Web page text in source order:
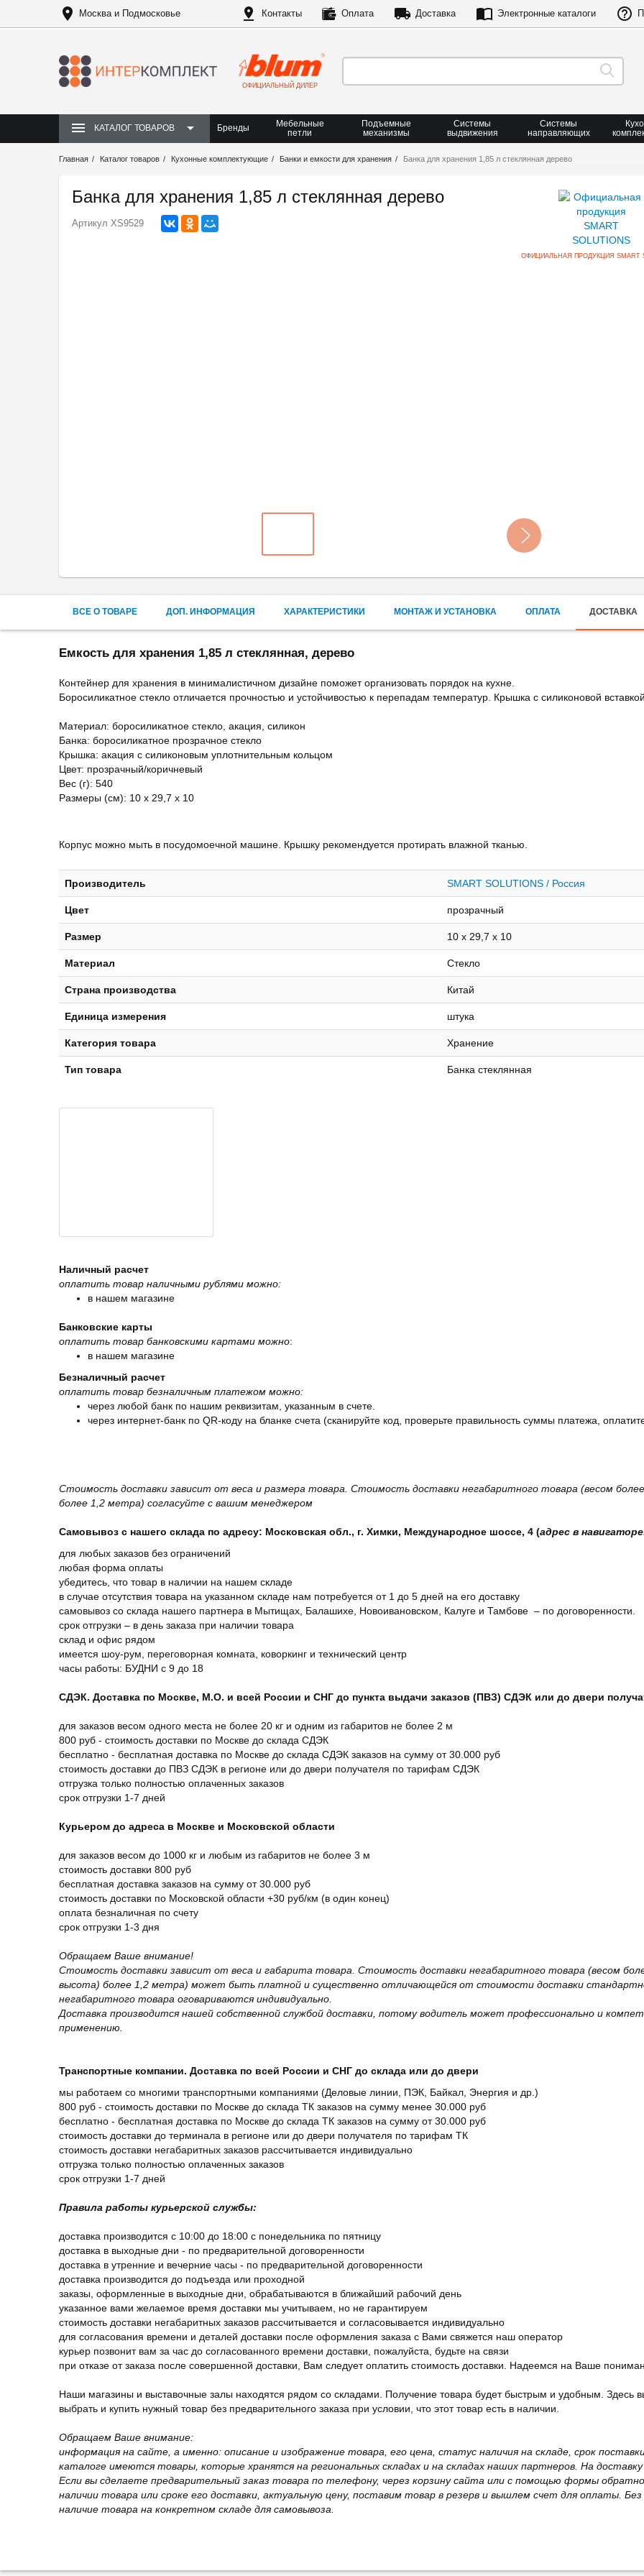
Москва и Подмосковье Контакты Оплата Доставка Электронные каталоги
ОФИЦИАЛЬНЫЙ ДИЛЕР
КАТАЛОГ ТОВАРОВ Бренды
Мебельные
петли
Подъемные
механизмы
Системы
выдвижения
Системы
направляющих
Главная Каталог товаров Кухонные комплектующие Банки и емкости для хранения Банка для хранения 1,85 л стеклянная дерево
Банка для хранения 1,85 л стеклянная дерево
ОФИЦИАЛЬНАЯ ПРОДУКЦИЯ SMART
Артикул XS9529
ВСЕ О ТОВАРЕ ДОП. ИНФОРМАЦИЯ ХАРАКТЕРИСТИКИ МОНТАЖ И УСТАНОВКА ОПЛАТА ДОСТАВКА
Емкость для хранения 1,85 л стеклянная, дерево
Контейнер для хранения в минималистичном дизайне поможет организовать порядок на кухне.
Боросиликатное стекло отличается прочностью и устойчивостью к перепадам температур. Крышка с силиконовой
Материал: боросиликатное стекло, акация, силикон
Банка: боросиликатное прозрачное стекло
Крышка: акация с силиконовым уплотнительным кольцом
Цвет: прозрачный/коричневый
Вес (г): 540
Размеры (см): 10 х 29,7 х 10
Корпус можно мыть в посудомоечной машине. Крышку рекомендуется протирать влажной тканью.
Производитель SMART SOLUTIONS / Россия
Цвет прозрачный
Размер 10 х 29,7 х 10
Материал Стекло
Страна производства Китай
Единица измерения штука
Категория товара Хранение
Тип товара Банка стеклянная
Наличный расчет
оплатить товар наличными рублями можно:
в нашем магазине
Банковские карты
оплатить товар банковскими картами можно:
в нашем магазине
Безналичный расчет
оплатить товар безналичным платежом можно:
через любой банк по нашим реквизитам, указанным в счете.
через интернет-банк по QR-коду на бланке счета (сканируйте код, проверьте правильность суммы платежа,
Стоимость доставки зависит от веса и размера товара. Стоимость доставки негабаритного товара (весом
более 1,2 метра) согласуйте с вашим менеджером
Самовывоз с нашего склада по адресу: Московская обл., г. Химки, Международное шоссе, 4 (адрес в
для любых заказов без ограничений
любая форма оплаты
убедитесь, что товар в наличии на нашем складе
в случае отсутствия товара на указанном складе нам потребуется от 1 до 5 дней на его доставку
самовывоз со склада нашего партнера в Мытищах, Балашихе, Новоивановском, Калуге и Тамбове – по договоренности.
срок отгрузки – в день заказа при наличии товара
склад и офис рядом
имеется шоу-рум, переговорная комната, коворкинг и технический центр
часы работы: БУДНИ с 9 до 18
СДЭК. Доставка по Москве, М.О. и всей России и СНГ до пункта выдачи заказов (ПВЗ) СДЭК или до двери
для заказов весом одного места не более 20 кг и одним из габаритов не более 2 м
800 руб - стоимость доставки по Москве до склада СДЭК
бесплатно - бесплатная доставка по Москве до склада СДЭК заказов на сумму от 30.000 руб
стоимость доставки до ПВЗ СДЭК в регионе или до двери получателя по тарифам СДЭК
отгрузка только полностью оплаченных заказов
срок отгрузки 1-7 дней
Курьером до адреса в Москве и Московской области
для заказов весом до 1000 кг и любым из габаритов не более 3 м
стоимость доставки 800 руб
бесплатная доставка заказов на сумму от 30.000 руб
стоимость доставки по Московской области +30 руб/км (в один конец)
оплата безналичная по счету
срок отгрузки 1-3 дня
Обращаем Ваше внимание!
Стоимость доставки зависит от веса и габарита товара. Стоимость доставки негабаритного товара (весом
высота) более 1,2 метра) может быть платной и существенно отличающейся от стоимости доставки
негабаритного товара оговариваются индивидуально.
Доставка производится нашей собственной службой доставки, потому водитель может профессионально и
применению.
Транспортные компании. Доставка по всей России и СНГ до склада или до двери
мы работаем со многими транспортными компаниями (Деловые линии, ПЭК, Байкал, Энергия и др.)
800 руб - стоимость доставки по Москве до склада ТК заказов на сумму менее 30.000 руб
бесплатно - бесплатная доставка по Москве до склада ТК заказов на сумму от 30.000 руб
стоимость доставки до терминала в регионе или до двери получателя по тарифам ТК
стоимость доставки негабаритных заказов рассчитывается индивидуально
отгрузка только полностью оплаченных заказов
срок отгрузки 1-7 дней
Правила работы курьерской службы:
доставка производится с 10:00 до 18:00 с понедельника по пятницу
доставка в выходные дни - по предварительной договоренности
доставка в утренние и вечерние часы - по предварительной договоренности
доставка производится до подъезда или проходной
заказы, оформленные в выходные дни, обрабатываются в ближайший рабочий день
указанное вами желаемое время доставки мы учитываем, но не гарантируем
стоимость доставки негабаритных заказов рассчитывается и согласовывается индивидуально
для согласования времени и деталей доставки после оформления заказа с Вами свяжется наш оператор
курьер позвонит вам за час до согласованного времени доставки, пожалуйста, будьте на связи
при отказе от заказа после совершенной доставки, Вам следует оплатить стоимость доставки. Надеемся на Ваше
Наши магазины и выставочные залы находятся рядом со складами. Получение товара будет быстрым и удобным. Здесь
выбрать и купить нужный товар без предварительного заказа при условии, что этот товар есть в наличии.
Обращаем Ваше внимание:
информация на сайте, а именно: описание и изображение товара, его цена, статус наличия на складе, срок
каталоге имеются товары, которые хранятся на региональных складах и на складах наших партнеров. На
Если вы сделаете предварительный заказ товара по телефону, через корзину сайта или с помощью формы
наличии товара или сроке его доставки, актуальную цену, поставим товар в резерв и вышлем счет для оплаты.
наличие товара на конкретном складе для самовывоза.